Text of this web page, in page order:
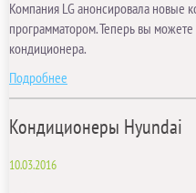
Компания LG анонсировала новые
программатором. Теперь вы можете
кондиционера.
Подробнее
Кондиционеры Hyundai
10.03.2016